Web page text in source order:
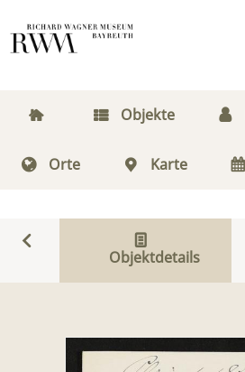
Objekte
Orte Karte
Objektdetails